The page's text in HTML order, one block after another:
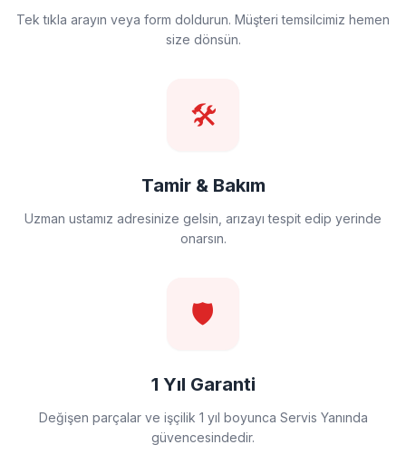
Tek tıkla arayın veya form doldurun. Müşteri temsilcimiz hemen
size dönsün.
🛠️
Tamir & Bakım
Uzman ustamız adresinize gelsin, arızayı tespit edip yerinde
onarsın.
🛡️
1 Yıl Garanti
Değişen parçalar ve işçilik 1 yıl boyunca Servis Yanında
güvencesindedir.